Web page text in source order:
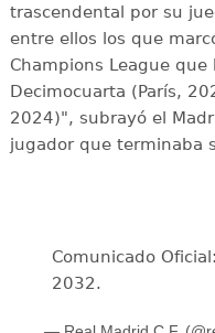
trascendental por su
entre ellos los que
Champions League que
Decimocuarta (París,
2024)", subrayó el
jugador que terminaba
Comunicado
2032.